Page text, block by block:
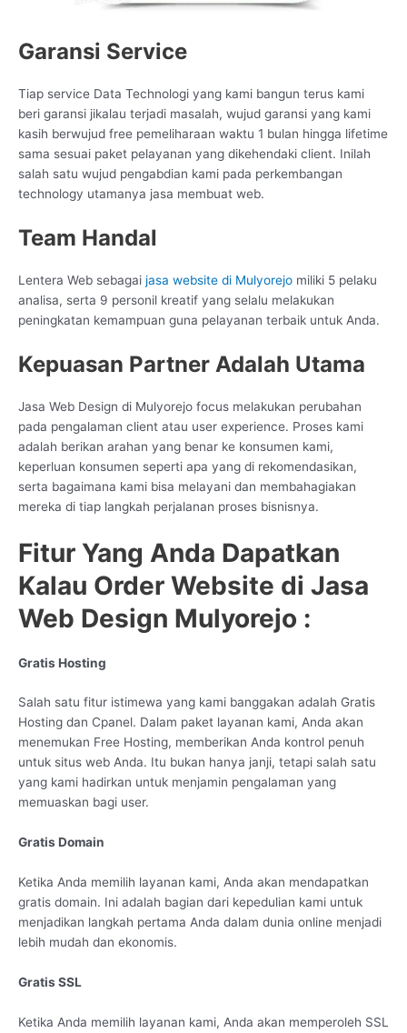
Garansi Service
Tiap service Data Technologi yang kami bangun terus kami
beri garansi jikalau terjadi masalah, wujud garansi yang kami
kasih berwujud free pemeliharaan waktu 1 bulan hingga lifetime
sama sesuai paket pelayanan yang dikehendaki client. Inilah
salah satu wujud pengabdian kami pada perkembangan
technology utamanya jasa membuat web.
Team Handal
Lentera Web sebagai jasa website di Mulyorejo miliki 5 pelaku
analisa, serta 9 personil kreatif yang selalu melakukan
peningkatan kemampuan guna pelayanan terbaik untuk Anda.
Kepuasan Partner Adalah Utama
Jasa Web Design di Mulyorejo focus melakukan perubahan
pada pengalaman client atau user experience. Proses kami
adalah berikan arahan yang benar ke konsumen kami,
keperluan konsumen seperti apa yang di rekomendasikan,
serta bagaimana kami bisa melayani dan membahagiakan
mereka di tiap langkah perjalanan proses bisnisnya.
Fitur Yang Anda Dapatkan
Kalau Order Website di Jasa
Web Design Mulyorejo :
Gratis Hosting
Salah satu fitur istimewa yang kami banggakan adalah Gratis
Hosting dan Cpanel. Dalam paket layanan kami, Anda akan
menemukan Free Hosting, memberikan Anda kontrol penuh
untuk situs web Anda. Itu bukan hanya janji, tetapi salah satu
yang kami hadirkan untuk menjamin pengalaman yang
memuaskan bagi user.
Gratis Domain
Ketika Anda memilih layanan kami, Anda akan mendapatkan
gratis domain. Ini adalah bagian dari kepedulian kami untuk
menjadikan langkah pertama Anda dalam dunia online menjadi
lebih mudah dan ekonomis.
Gratis SSL
Ketika Anda memilih layanan kami, Anda akan memperoleh SSL